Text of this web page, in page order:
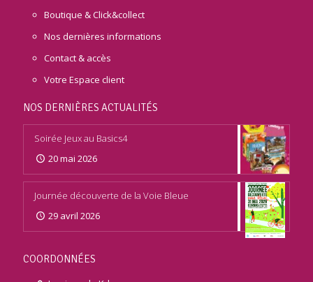
Boutique & Click&collect
Nos dernières informations
Contact & accès
Votre Espace client
NOS DERNIÈRES ACTUALITÉS
Soirée Jeux au Basics4
20 mai 2026
Journée découverte de la Voie Bleue
29 avril 2026
COORDONNÉES